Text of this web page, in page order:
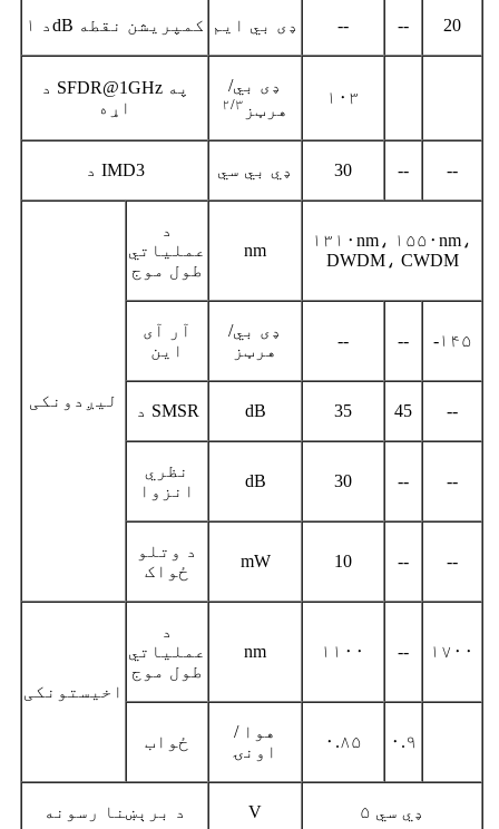
د ۱dB کمپریشن نقطه ډی بي ایم -- -- 20
د SFDR@1GHz په
اړه
ډی بي/
هرټز ۲/۳ ۱۰۳
د IMD3 ډي بي سي 30 -- --
لیږدونکی
د
عملیاتي
طول موج
nm
۱۳۱۰nm، ۱۵۵۰nm،
DWDM، CWDM
آر آی
این
ډی بي/
هرټز
-- -- -۱۴۵
د SMSR dB 35 45 --
نظري
انزوا
dB 30 -- --
د وتلو
ځواک
mW 10 -- --
اخیستونکی
د
عملیاتي
طول موج
nm ۱۱۰۰ -- ۱۷۰۰
ځواب
هوا /
اونۍ
۰.۸۵ ۰.۹
د برېښنا رسونه V ډي سي ۵